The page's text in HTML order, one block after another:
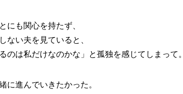
にも関心を持たず、
ない夫を見ていると、
のは私だけなのかな」と孤独を感じてしまって。
に進んでいきたかった。